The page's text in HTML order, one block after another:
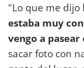
"Lo que me dijo
estaba muy
vengo a
sacar foto con